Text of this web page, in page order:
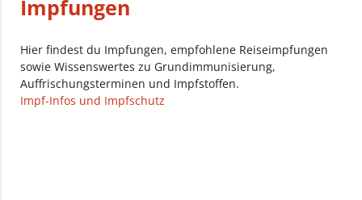
Impfungen
Hier findest du Impfungen, empfohlene Reiseimpfungen
sowie Wissenswertes zu Grundimmunisierung,
Auffrischungsterminen und Impfstoffen.
Impf-Infos und Impfschutz